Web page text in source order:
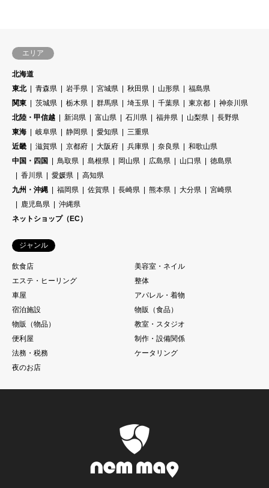
エリア
北海道
東北
青森県 岩手県 宮城県 秋田県 山形県
福島県
関東
茨城県 栃木県 群馬県 埼玉県 千葉県 東京都
神奈川県
北陸・甲信越
新潟県 富山県 石川県 福井県 山梨県
長野県
東海
岐阜県 静岡県 愛知県
三重県
近畿
滋賀県 京都府 大阪府 兵庫県 奈良県
和歌山県
中国・四国
鳥取県 島根県 岡山県 広島県 山口県
徳島県
香川県
愛媛県
高知県
九州・沖縄
福岡県 佐賀県 長崎県 熊本県 大分県
宮崎県
鹿児島県
沖縄県
ネットショップ（EC）
ジャンル
飲食店
美容室・ネイル
エステ・ヒーリング
整体
車屋
アパレル・着物
宿泊施設
物販（食品）
物販（物品）
教室・スタジオ
便利屋
制作・設備関係
法務・税務
ケータリング
夜のお店